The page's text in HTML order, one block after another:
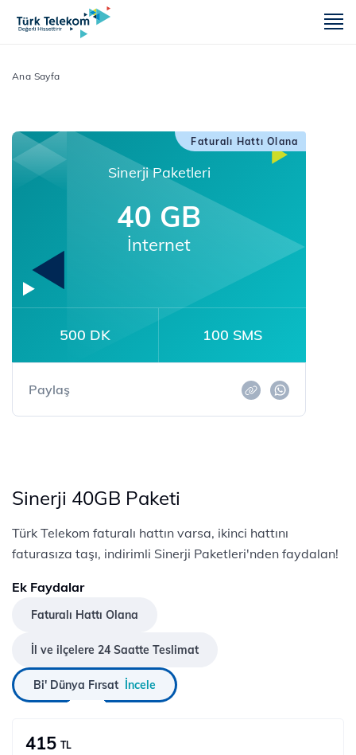
Ana Sayfa
Faturalı Hattı Olana
Sinerji Paketleri
40 GB
İnternet
500 DK 100 SMS
Paylaş
Sinerji 40GB Paketi
Türk Telekom faturalı hattın varsa, ikinci hattını
faturasıza taşı, indirimli Sinerji Paketleri'nden faydalan!
Ek Faydalar
Faturalı Hattı Olana
İl ve ilçelere 24 Saatte Teslimat
Bi' Dünya Fırsat İncele
415 TL